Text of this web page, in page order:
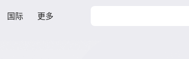
国际 更多